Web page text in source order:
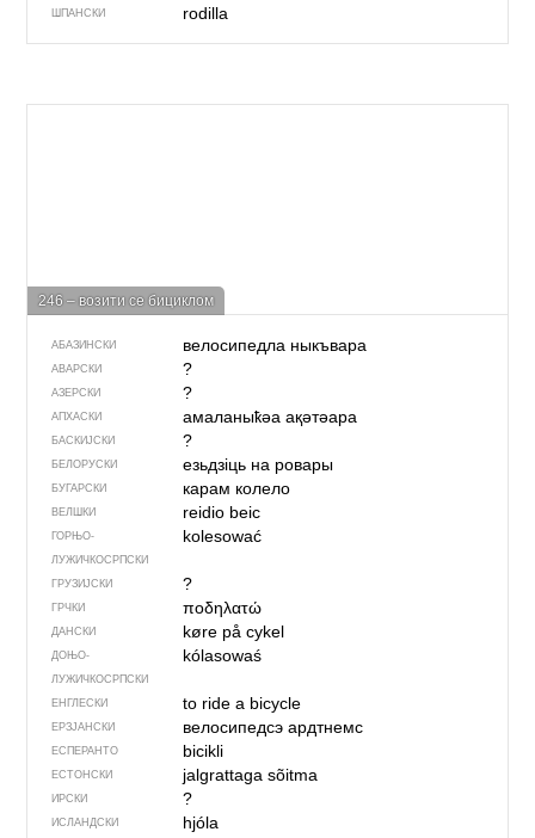
ШПАНСКИ rodilla
246 – возити се бициклом
АБАЗИНСКИ велосипедла ны­къвара
АВАРСКИ ?
АЗЕРСКИ ?
АПХАСКИ амаланыҟәа ақәтәара
БАСКИЈСКИ ?
БЕЛОРУСКИ езьдзіць на ровары
БУГАРСКИ карам колело
ВЕЛШКИ reidio beic
ГОРЊО­
ЛУЖИЧКОСРПСКИ
kolesować
ГРУЗИЈСКИ ?
ГРЧКИ ποδηλατώ
ДАНСКИ køre på cykel
ДОЊО­
ЛУЖИЧКОСРПСКИ
kólasowaś
ЕНГЛЕСКИ to ride a bicycle
ЕРЗЈАНСКИ велосипедсэ ардтнемс
ЕСПЕРАНТО bicikli
ЕСТОНСКИ jalgrattaga sõitma
ИРСКИ ?
ИСЛАНДСКИ hjóla